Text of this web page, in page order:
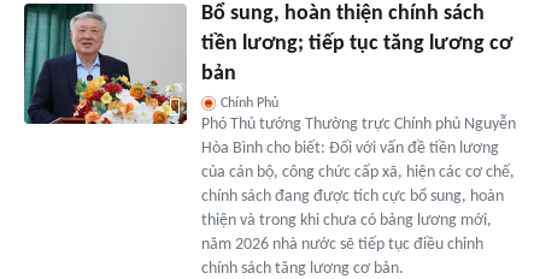
Bổ sung, hoàn thiện chính sách
tiền lương; tiếp tục tăng lương cơ
bản
Chính Phủ
Phó Thủ tướng Thường trực Chính phủ Nguyễn
Hòa Bình cho biết: Đối với vấn đề tiền lương
của cán bộ, công chức cấp xã, hiện các cơ chế,
chính sách đang được tích cực bổ sung, hoàn
thiện và trong khi chưa có bảng lương mới,
năm 2026 nhà nước sẽ tiếp tục điều chỉnh
chính sách tăng lương cơ bản.